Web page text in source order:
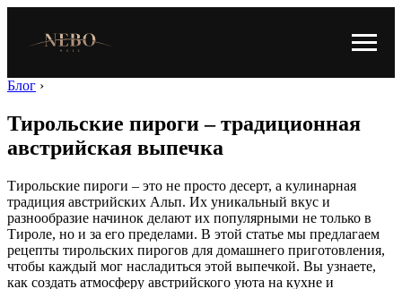
Блог ›
Тирольские пироги – традиционная
австрийская выпечка
Тирольские пироги – это не просто десерт, а кулинарная
традиция австрийских Альп. Их уникальный вкус и
разнообразие начинок делают их популярными не только в
Тироле, но и за его пределами. В этой статье мы предлагаем
рецепты тирольских пирогов для домашнего приготовления,
чтобы каждый мог насладиться этой выпечкой. Вы узнаете,
как создать атмосферу австрийского уюта на кухне и